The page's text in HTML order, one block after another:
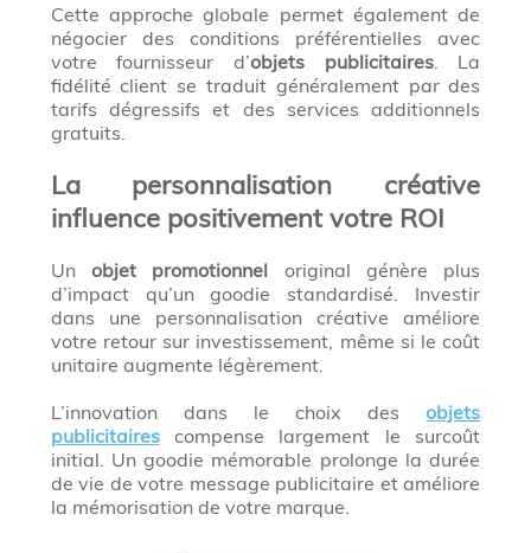
Cette approche globale permet également de
négocier des conditions préférentielles avec
votre fournisseur d’objets publicitaires. La
fidélité client se traduit généralement par des
tarifs dégressifs et des services additionnels
gratuits.
La personnalisation créative
influence positivement votre ROI
Un objet promotionnel original génère plus
d’impact qu’un goodie standardisé. Investir
dans une personnalisation créative améliore
votre retour sur investissement, même si le coût
unitaire augmente légèrement.
L’innovation dans le choix desobjets
publicitairescompense largement le surcoût
initial. Un goodie mémorable prolonge la durée
de vie de votre message publicitaire et améliore
la mémorisation de votre marque.